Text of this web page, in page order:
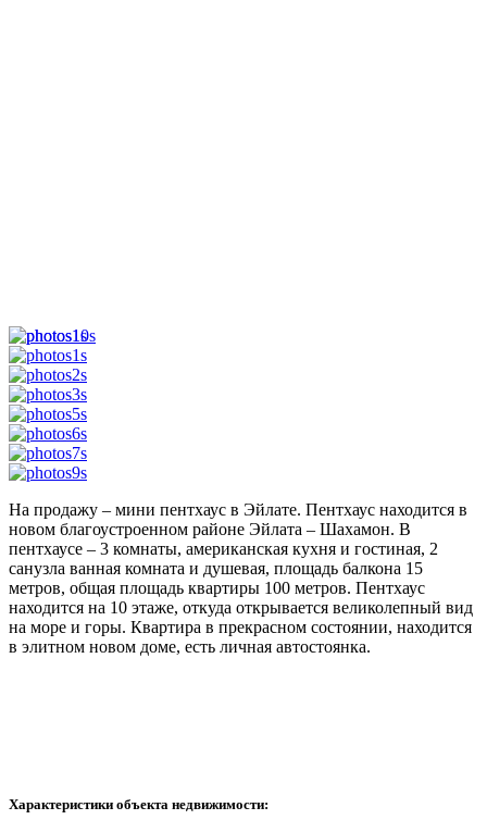
На продажу – мини пентхаус в Эйлате. Пентхаус находится в
новом благоустроенном районе Эйлата – Шахамон. В
пентхаусе – 3 комнаты, американская кухня и гостиная, 2
санузла ванная комната и душевая, площадь балкона 15
метров, общая площадь квартиры 100 метров. Пентхаус
находится на 10 этаже, откуда открывается великолепный вид
на море и горы. Квартира в прекрасном состоянии, находится
в элитном новом доме, есть личная автостоянка.
Характеристики объекта недвижимости: